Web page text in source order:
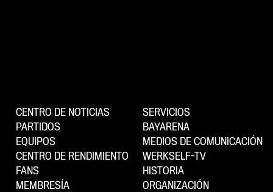
CENTRO DE NOTICIAS
PARTIDOS
EQUIPOS
CENTRO DE RENDIMIENTO
FANS
MEMBRESÍA
SERVICIOS
BAYARENA
MEDIOS DE COMUNICACIÓN
WERKSELF-TV
HISTORIA
ORGANIZACIÓN